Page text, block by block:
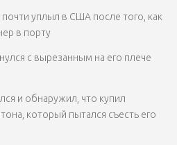
уплыл в США после того, как
в порту
с вырезанным на его плече
и обнаружил, что купил
который пытался съесть его